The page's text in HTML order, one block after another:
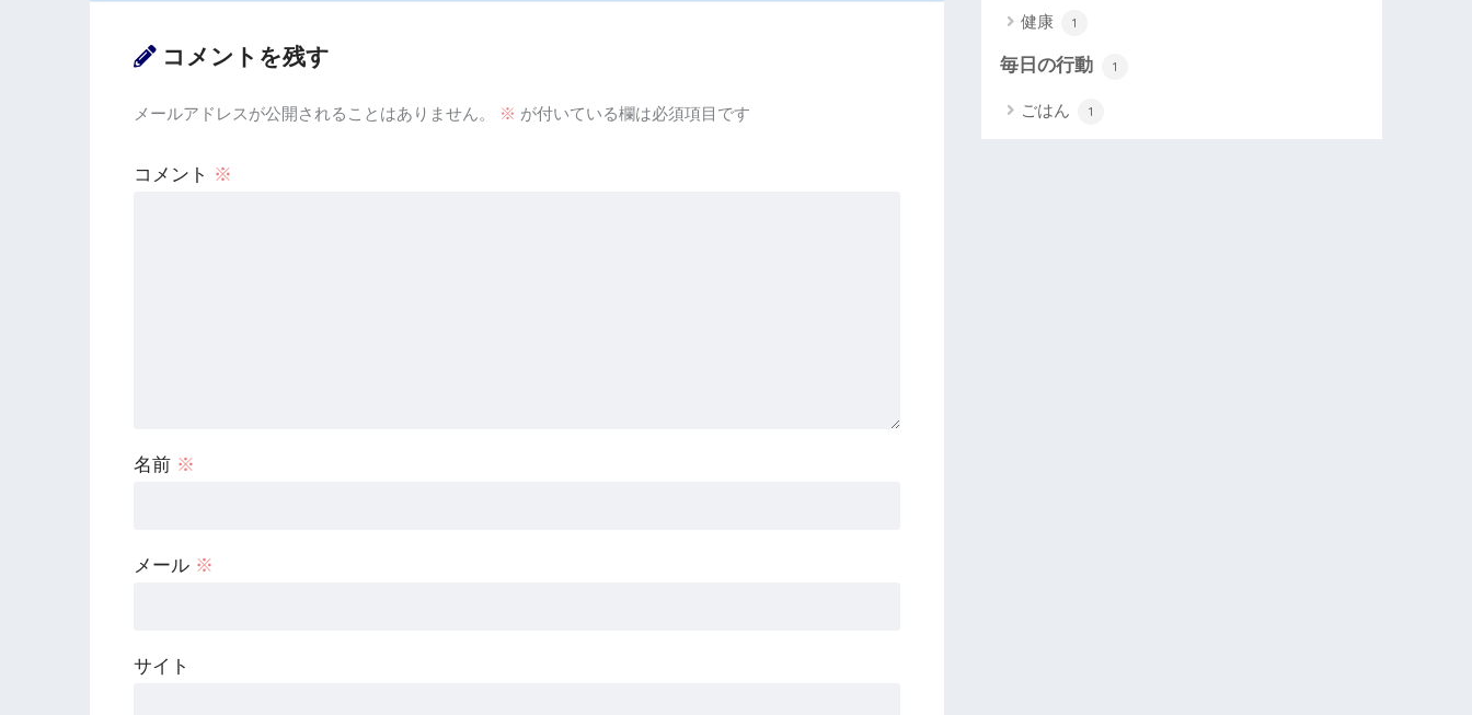
コメントを残す
メールアドレスが公開されることはありません。 ※ が付いている欄は必須項目です
コメント ※
名前 ※
メール ※
サイト
健康 1
毎日の行動 1
ごはん 1